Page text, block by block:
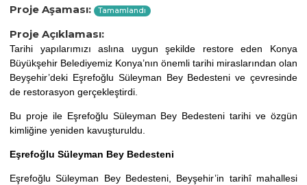
Proje Aşaması: Tamamlandı
Proje Açıklaması:
Tarihi yapılarımızı aslına uygun şekilde restore eden Konya
Büyükşehir Belediyemiz Konya’nın önemli tarihi miraslarından olan
Beyşehir’deki Eşrefoğlu Süleyman Bey Bedestenive çevresinde
de restorasyon gerçekleştirdi.
Bu proje ile Eşrefoğlu Süleyman Bey Bedestenitarihi ve özgün
kimliğine yeniden kavuşturuldu.
Eşrefoğlu Süleyman Bey Bedesteni
Eşrefoğlu Süleyman Bey Bedesteni, Beyşehir’in tarihî mahallesi